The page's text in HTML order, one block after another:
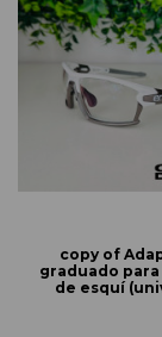
copy of
graduado para
de esquí